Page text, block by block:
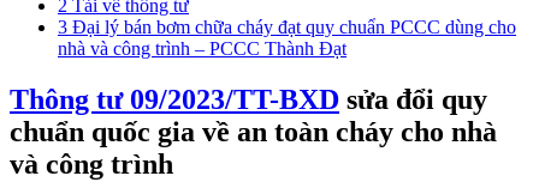
2 Tải về thông tư
3 Đại lý bán bơm chữa cháy đạt quy chuẩn PCCC dùng cho
nhà và công trình – PCCC Thành Đạt
Thông tư 09/2023/TT-BXD sửa đổi quy
chuẩn quốc gia về an toàn cháy cho nhà
và công trình